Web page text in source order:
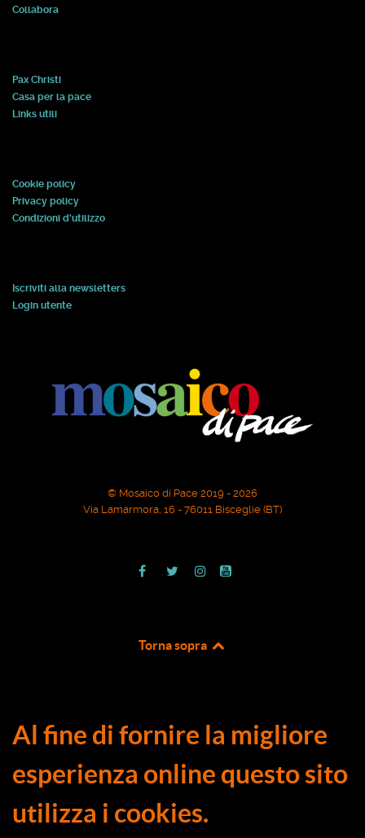
Collabora
Pax Christi
Casa per la pace
Links utili
Cookie policy
Privacy policy
Condizioni d'utilizzo
Iscriviti alla newsletters
Login utente
© Mosaico di Pace 2019 - 2026
Via Lamarmora, 16 - 76011 Bisceglie (BT)
Torna sopra
Al fine di fornire la migliore
esperienza online questo sito
utilizza i cookies.